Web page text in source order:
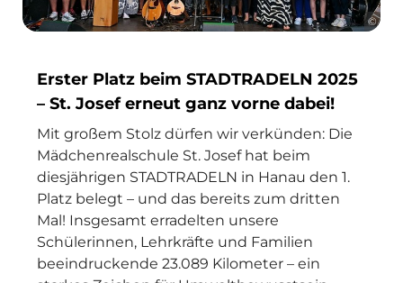
©
Erster Platz beim STADTRADELN 2025
– St. Josef erneut ganz vorne dabei!
Mit großem Stolz dürfen wir verkünden: Die
Mädchenrealschule St. Josef hat beim
diesjährigen STADTRADELN in Hanau den 1.
Platz belegt – und das bereits zum dritten
Mal! Insgesamt erradelten unsere
Schülerinnen, Lehrkräfte und Familien
beeindruckende 23.089 Kilometer – ein